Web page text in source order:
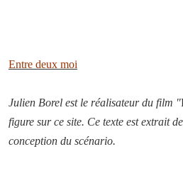
Entre deux moi
Julien Borel est le réalisateur du film "
figure sur ce site. Ce texte est extrait
conception du scénario.